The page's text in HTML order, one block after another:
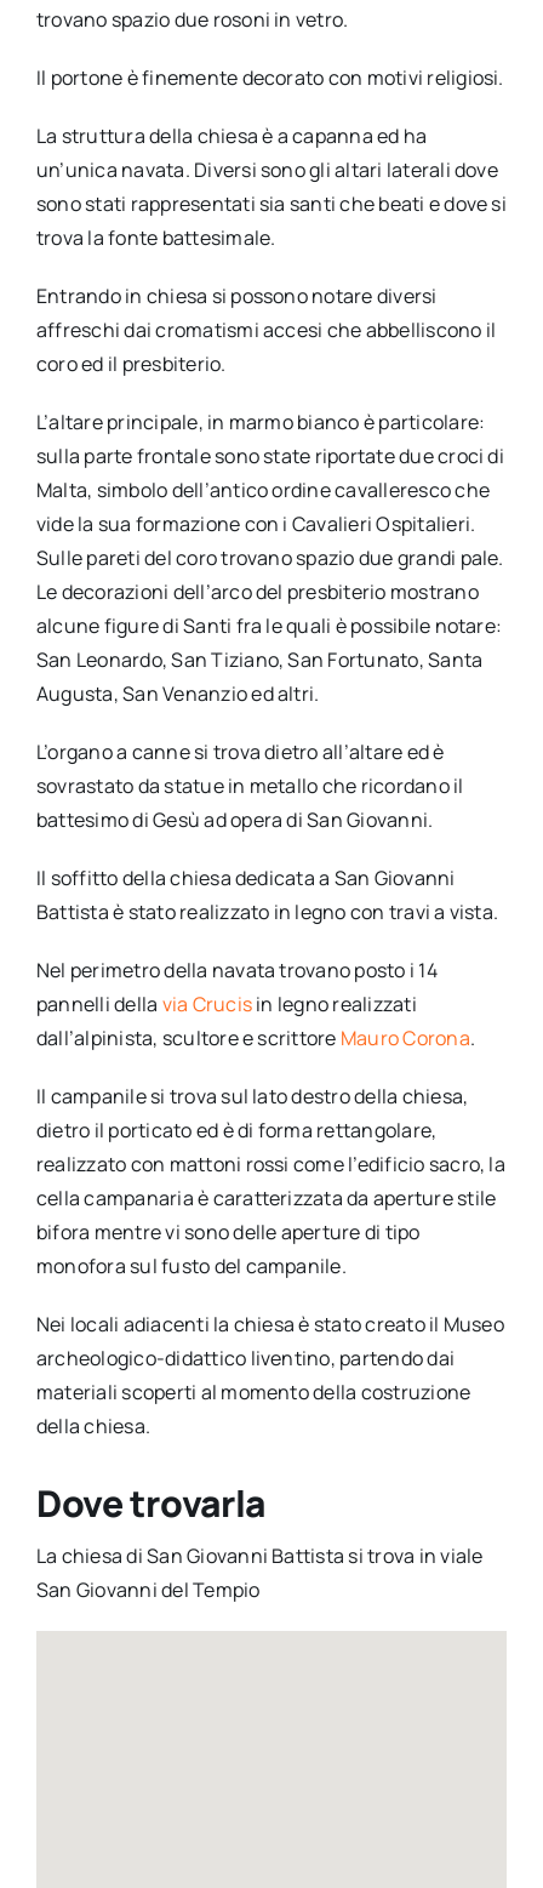
trovano spazio due rosoni in vetro.
Il portone è finemente decorato con motivi religiosi.
La struttura della chiesa è a capanna ed ha
un’unica navata. Diversi sono gli altari laterali dove
sono stati rappresentati sia santi che beati e dove si
trova la fonte battesimale.
Entrando in chiesa si possono notare diversi
affreschi dai cromatismi accesi che abbelliscono il
coro ed il presbiterio.
L’altare principale, in marmo bianco è particolare:
sulla parte frontale sono state riportate due croci di
Malta, simbolo dell’antico ordine cavalleresco che
vide la sua formazione con i Cavalieri Ospitalieri.
Sulle pareti del coro trovano spazio due grandi pale.
Le decorazioni dell’arco del presbiterio mostrano
alcune figure di Santi fra le quali è possibile notare:
San Leonardo, San Tiziano, San Fortunato, Santa
Augusta, San Venanzio ed altri.
L’organo a canne si trova dietro all’altare ed è
sovrastato da statue in metallo che ricordano il
battesimo di Gesù ad opera di San Giovanni.
Il soffitto della chiesa dedicata a San Giovanni
Battista è stato realizzato in legno con travi a vista.
Nel perimetro della navata trovano posto i 14
pannelli della via Crucisin legno realizzati
dall’alpinista, scultore e scrittore Mauro Corona.
Il campanile si trova sul lato destro della chiesa,
dietro il porticato ed è di forma rettangolare,
realizzato con mattoni rossi come l’edificio sacro, la
cella campanaria è caratterizzata da aperture stile
bifora mentre vi sono delle aperture di tipo
monofora sul fusto del campanile.
Nei locali adiacenti la chiesa è stato creato il Museo
archeologico-didattico liventino, partendo dai
materiali scoperti al momento della costruzione
della chiesa.
Dove trovarla
La chiesa di San Giovanni Battista si trova in viale
San Giovanni del Tempio